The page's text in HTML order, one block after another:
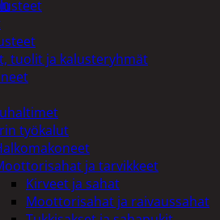
tuolit ja kalusteryhmät
työkalut
ja tarvikkeet
Kirveet ja sahat
Moottorisahat ja raivaussahat